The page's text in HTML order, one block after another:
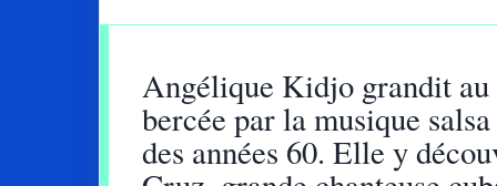
Angélique Kidjo grandit
bercée par la musique
des années 60. Elle y